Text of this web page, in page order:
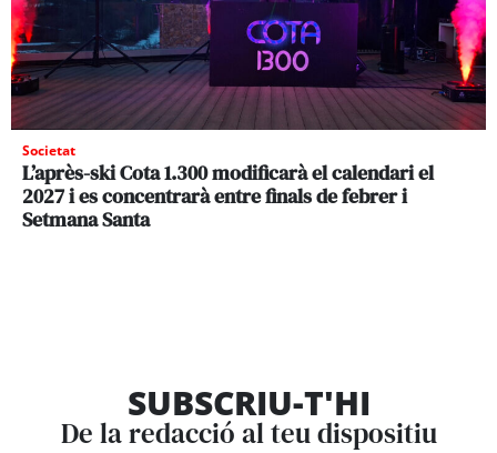
Societat
L’après-ski Cota 1.300 modificarà el calendari el
2027 i es concentrarà entre finals de febrer i
Setmana Santa
SUBSCRIU-T'HI
De la redacció al teu dispositiu